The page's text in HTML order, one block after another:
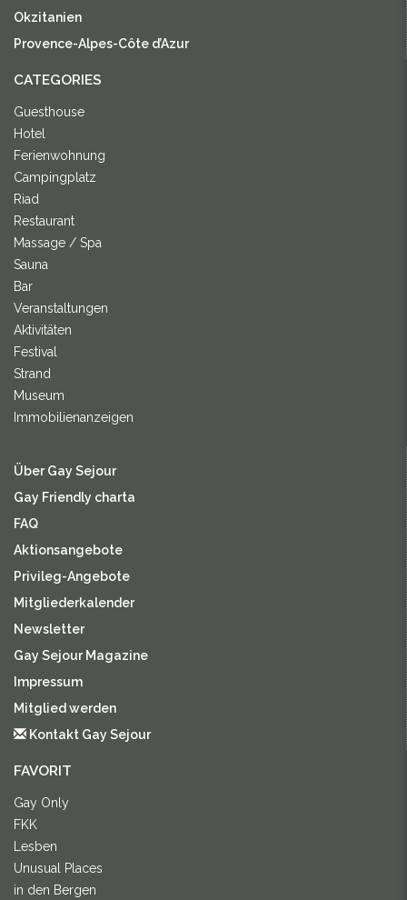
Okzitanien
Provence-Alpes-Côte d’Azur
CATEGORIES
Guesthouse
Hotel
Ferienwohnung
Campingplatz
Riad
Restaurant
Massage / Spa
Sauna
Bar
Veranstaltungen
Aktivitäten
Festival
Strand
Museum
Immobilienanzeigen
Über Gay Sejour
Gay Friendly charta
FAQ
Aktionsangebote
Privileg-Angebote
Mitgliederkalender
Newsletter
Gay Sejour Magazine
Impressum
Mitglied werden
Kontakt Gay Sejour
FAVORIT
Gay Only
FKK
Lesben
Unusual Places
in den Bergen